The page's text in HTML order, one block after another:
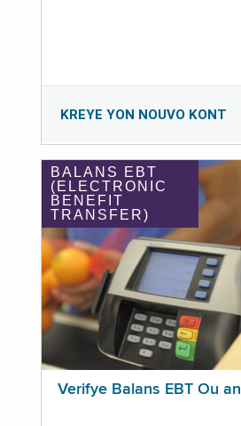
KREYE YON NOUVO KONT
BALANS EBT
(ELECTRONIC
BENEFIT
TRANSFER)
Verifye Balans EBT Ou an